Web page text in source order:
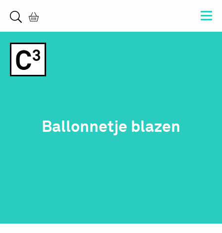
Ballonnetje blazen